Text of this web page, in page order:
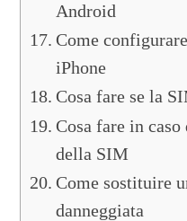
Android
Come
iPhone
Cosa fare se la
Cosa fare in
della SIM
Come sostituire
danneggiata